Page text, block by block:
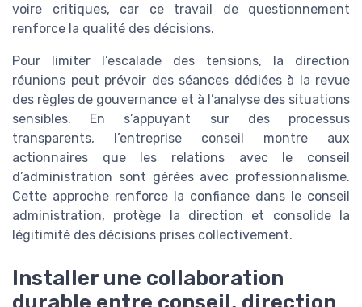
voire critiques, car ce travail de questionnement
renforce la qualité des décisions.
Pour limiter l’escalade des tensions, la direction
réunions peut prévoir des séances dédiées à la revue
des règles de gouvernance et à l’analyse des situations
sensibles. En s’appuyant sur des processus
transparents, l’entreprise conseil montre aux
actionnaires que les relations avec le conseil
d’administration sont gérées avec professionnalisme.
Cette approche renforce la confiance dans le conseil
administration, protège la direction et consolide la
légitimité des décisions prises collectivement.
Installer une collaboration